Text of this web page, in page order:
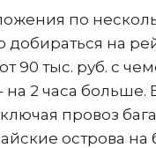
по
на
90 тыс. руб. с
на 2 часа
провоз
острова